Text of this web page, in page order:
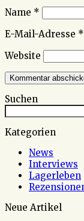
Name *
E-Mail-Adresse *
Website
Suchen
Kategorien
News
Interviews
Lagerleben
Neue Artikel